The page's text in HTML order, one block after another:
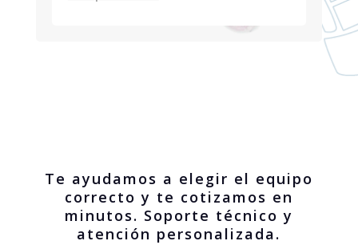
Te ayudamos a elegir el equipo
correcto y te cotizamos en
minutos. Soporte técnico y
atención personalizada.